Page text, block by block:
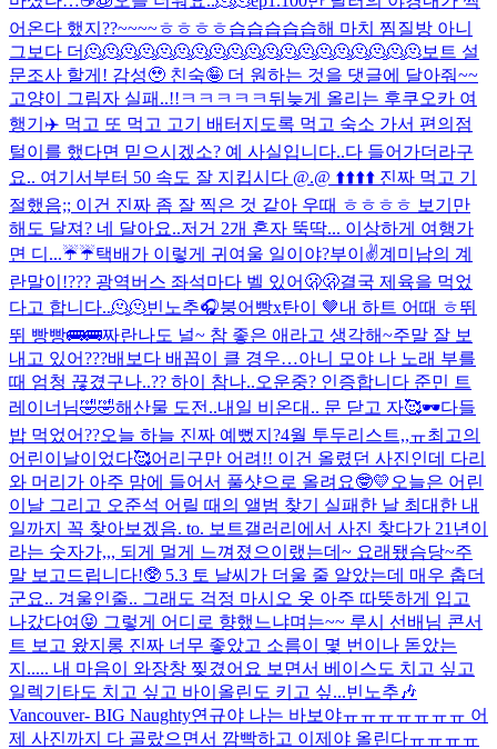
어온다 했지??~~~~ㅎㅎㅎㅎ습습습습습해 마치 찜질방 아니
그보다 더🫠🫠🫠🫠🫠🫠🫠🫠🫠🫠🫠🫠🫠🫠🫠🫠🫠🫠🫠보트 설
문조사 할게! 감성🥹 친숙🤪 더 원하는 것을 댓글에 달아줘~~
고양이 그림자 실패..!!ㅋㅋㅋㅋㅋ 뒤늦게 올리는 후쿠오카 여
행기✈️ 먹고 또 먹고 고기 배터지도록 먹고 숙소 가서 편의점
털이를 했다면 믿으시겠소? 예 사실입니다..다 들어가더라구
요.. 여기서부터 50 속도 잘 지킵시다 @.@ ⬆️⬆️⬆️⬆️ 진짜 먹고 기
절했음;; 이건 진짜 좀 잘 찍은 것 같아 우때 ㅎㅎㅎㅎ 보기만
해도 달져? 네 달아요..저거 2개 혼자 뚝딱... 이상하게 여행가
면 디...☔️☔️택배가 이렇게 귀여울 일이야?부이✌️계미남의 계
란말이!??? 광역버스 좌석마다 벨 있어🫢🫢결국 제육을 먹었
다고 합니다..🫠🫠빈노추🎧붕어빵x탄이 🤎내 하트 어때 ㅎ뛰
뛰 빵빵🚌🚌짜란나도 널~ 참 좋은 애라고 생각해~주말 잘 보
내고 있어???배보다 배꼽이 클 경우…아니 모야 나 노래 부를
때 엄청 끊겼구나..?? 하이 참나..오운중? 인증합니다 준민 트
레이너님🤣🤣해산물 도전..내일 비온대.. 문 닫고 자🥰🕶️다들
밥 먹었어??오늘 하늘 진짜 예뻤지?4월 투두리스트,,ㅠ최고의
어린이날이었다🥰어리구만 어려!! 이건 올렸던 사진인데 다리
와 머리가 아주 맘에 들어서 풀샷으로 올려요🤓💛 오늘은 어린
이날 그리고 오준석 어릴 때의 앨범 찾기 실패한 날 최대한 내
일까지 꼭 찾아보겠음. to. 보트갤러리에서 사진 찾다가 21년이
라는 숫자가,,, 되게 멀게 느껴졌으이랬는데~ 요래됐슴당~주
말 보고드립니다!🥸 5.3 토 날씨가 더울 줄 알았는데 매우 춥더
군요.. 겨울인줄.. 그래도 걱정 마시오 옷 아주 따뜻하게 입고
나갔다여😝 그렇게 어디로 향했느냐며는~~ 루시 선배님 콘서
트 보고 왔지롱 진짜 너무 좋았고 소름이 몇 번이나 돋았는
지..... 내 마음이 와장창 찢겼어요 보면서 베이스도 치고 싶고
일렉기타도 치고 싶고 바이올린도 키고 싶...빈노추🎶
Vancouver- BIG Naughty연규야 나는 바보야ㅠㅠㅠㅠㅠㅠㅠ 어
제 사진까지 다 골랐으면서 깜빡하고 이제야 올린다ㅠㅠㅠㅠ